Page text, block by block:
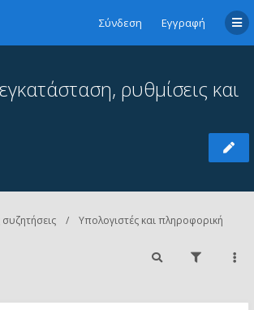
Σύνδεση Εγγραφή
ρυθμίσεις και
συζητήσεις Υπολογιστές και πληροφορική